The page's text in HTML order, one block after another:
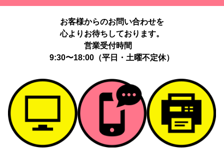
お客様からのお問い合わせを
心よりお待ちしております。
営業受付時間
9:30〜18:00（平日・土曜不定休）